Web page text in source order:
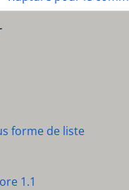
forme de liste
1.1